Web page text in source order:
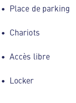
Place de parking
Chariots
Accès libre
Locker